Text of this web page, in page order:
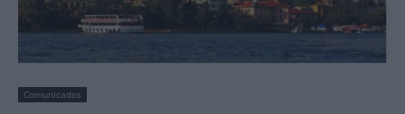
Comunicados